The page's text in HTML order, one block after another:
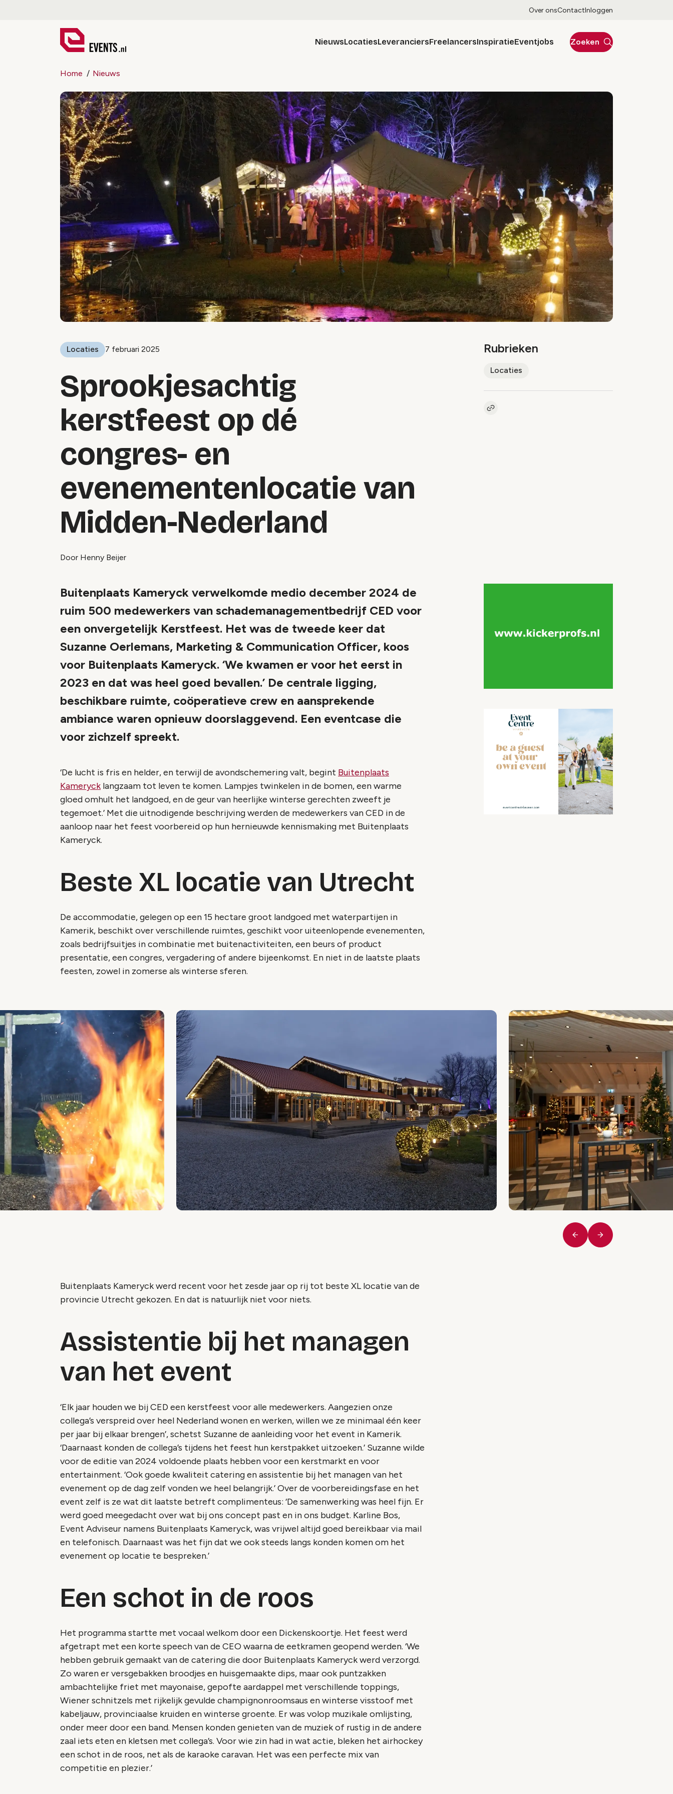
Over onsContactInloggen
NieuwsLocatiesLeveranciersFreelancersInspiratieEventjobs Zoeken
Home Nieuws
Locaties 7 februari 2025
Sprookjesachtig
kerstfeest op dé
congres- en
evenementenlocatie van
Midden-Nederland
Door Henny Beijer
Rubrieken
Locaties
Kopieer link naar artikel
Buitenplaats Kameryck verwelkomde medio december 2024 de
ruim 500 medewerkers van schademanagementbedrijf CED voor
een onvergetelijk Kerstfeest. Het was de tweede keer dat
Suzanne Oerlemans, Marketing & Communication Officer, koos
voor Buitenplaats Kameryck. ‘We kwamen er voor het eerst in
2023 en dat was heel goed bevallen.’ De centrale ligging,
beschikbare ruimte, coöperatieve crew en aansprekende
ambiance waren opnieuw doorslaggevend. Een eventcase die
voor zichzelf spreekt.
‘De lucht is fris en helder, en terwijl de avondschemering valt, begint Buitenplaats
Kameryck langzaam tot leven te komen. Lampjes twinkelen in de bomen, een warme
gloed omhult het landgoed, en de geur van heerlijke winterse gerechten zweeft je
tegemoet.’ Met die uitnodigende beschrijving werden de medewerkers van CED in de
aanloop naar het feest voorbereid op hun hernieuwde kennismaking met Buitenplaats
Kameryck.
Beste XL locatie van Utrecht
De accommodatie, gelegen op een 15 hectare groot landgoed met waterpartijen in
Kamerik, beschikt over verschillende ruimtes, geschikt voor uiteenlopende evenementen,
zoals bedrijfsuitjes in combinatie met buitenactiviteiten, een beurs of product
presentatie, een congres, vergadering of andere bijeenkomst. En niet in de laatste plaats
feesten, zowel in zomerse als winterse sferen.
Vorige Volgende
Buitenplaats Kameryck werd recent voor het zesde jaar op rij tot beste XL locatie van de
provincie Utrecht gekozen. En dat is natuurlijk niet voor niets.
Assistentie bij het managen
van het event
‘Elk jaar houden we bij CED een kerstfeest voor alle medewerkers. Aangezien onze
collega’s verspreid over heel Nederland wonen en werken, willen we ze minimaal één keer
per jaar bij elkaar brengen’, schetst Suzanne de aanleiding voor het event in Kamerik.
‘Daarnaast konden de collega’s tijdens het feest hun kerstpakket uitzoeken.’ Suzanne wilde
voor de editie van 2024 voldoende plaats hebben voor een kerstmarkt en voor
entertainment. ‘Ook goede kwaliteit catering en assistentie bij het managen van het
evenement op de dag zelf vonden we heel belangrijk.’ Over de voorbereidingsfase en het
event zelf is ze wat dit laatste betreft complimenteus: ‘De samenwerking was heel fijn. Er
werd goed meegedacht over wat bij ons concept past en in ons budget. Karline Bos,
Event Adviseur namens Buitenplaats Kameryck, was vrijwel altijd goed bereikbaar via mail
en telefonisch. Daarnaast was het fijn dat we ook steeds langs konden komen om het
evenement op locatie te bespreken.’
Een schot in de roos
Het programma startte met vocaal welkom door een Dickenskoortje. Het feest werd
afgetrapt met een korte speech van de CEO waarna de eetkramen geopend werden. ‘We
hebben gebruik gemaakt van de catering die door Buitenplaats Kameryck werd verzorgd.
Zo waren er versgebakken broodjes en huisgemaakte dips, maar ook puntzakken
ambachtelijke friet met mayonaise, gepofte aardappel met verschillende toppings,
Wiener schnitzels met rijkelijk gevulde champignonroomsaus en winterse visstoof met
kabeljauw, provinciaalse kruiden en winterse groente. Er was volop muzikale omlijsting,
onder meer door een band. Mensen konden genieten van de muziek of rustig in de andere
zaal iets eten en kletsen met collega’s. Voor wie zin had in wat actie, bleken het airhockey
een schot in de roos, net als de karaoke caravan. Het was een perfecte mix van
competitie en plezier.’